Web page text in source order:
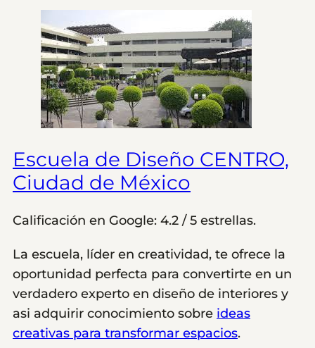
Escuela de Diseño CENTRO,
Ciudad de México
Calificación en Google: 4.2 / 5 estrellas.
La escuela, líder en creatividad, te ofrece la
oportunidad perfecta para convertirte en un
verdadero experto en diseño de interiores y
asi adquirir conocimiento sobre ideas
creativas para transformar espacios.